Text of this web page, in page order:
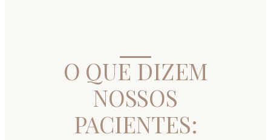
O QUE DIZEM
NOSSOS
PACIENTES: